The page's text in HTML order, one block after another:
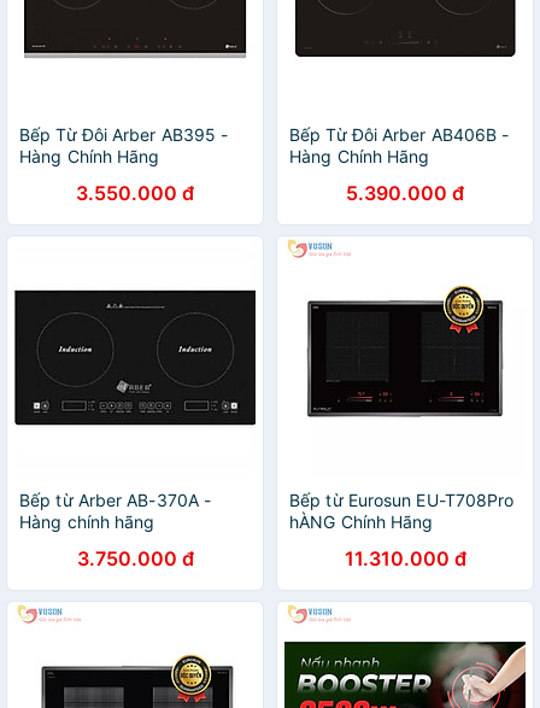
Bếp Từ Đôi Arber AB395 -
Hàng Chính Hãng
3.550.000 đ
Bếp Từ Đôi Arber AB406B -
Hàng Chính Hãng
5.390.000 đ
Bếp từ Arber AB-370A -
Hàng chính hãng
3.750.000 đ
Bếp từ Eurosun EU-T708Pro
hÀNG Chính Hãng
11.310.000 đ